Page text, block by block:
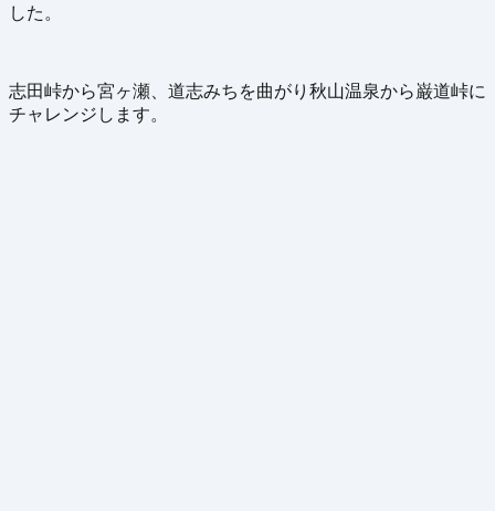
した。
志田峠から宮ヶ瀬、道志みちを曲がり秋山温泉から巌道峠に
チャレンジします。